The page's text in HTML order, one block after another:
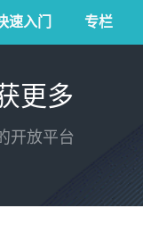
速入门 专栏
更多
开放平台